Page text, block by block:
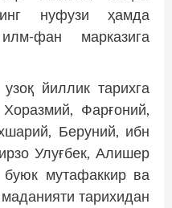
нуфузи ҳамда
фан марказига
йиллик тарихга
Фарғоний,
Беруний, ибн
Улуғбек, Алишер
мутафаккир ва
тарихидан